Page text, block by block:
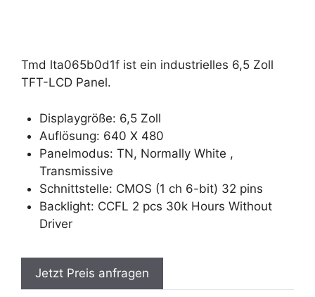
Tmd lta065b0d1f ist ein industrielles 6,5 Zoll
TFT-LCD Panel.
Displaygröße: 6,5 Zoll
Auflösung: 640 X 480
Panelmodus: TN, Normally White ,
Transmissive
Schnittstelle: CMOS (1 ch 6-bit) 32 pins
Backlight: CCFL 2 pcs 30k Hours Without
Driver
Jetzt Preis anfragen